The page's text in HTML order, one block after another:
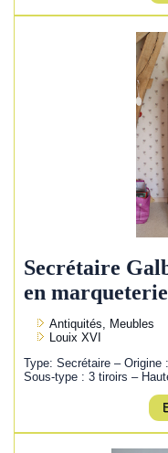
Secrétaire
en
Antiquités, Meubles
Louix XVI
Type: Secrétaire –
Sous-type : 3 tiroirs –